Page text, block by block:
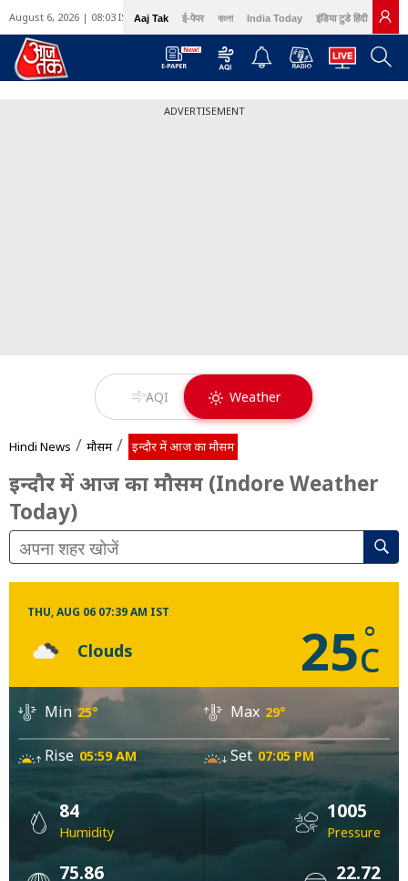
August 6, 2026 | 08:03 IST Aaj Tak ई-पेपर বাংলা India Today इंडिया टुडे हिंदी
ADVERTISEMENT
AQI Weather
Hindi News / मौसम/ इन्दौर में आज का मौसम
इन्दौर में आज का मौसम (Indore Weather
Today)
THU, AUG 06 07:39 AM IST
Clouds 25 °
c
Min 25° Max 29°
Rise 05:59 AM Set 07:05 PM
84
Humidity
1005
Pressure
75.86 22.72